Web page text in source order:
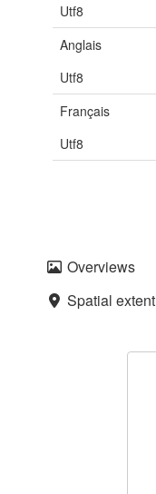
Utf8
Anglais
Utf8
Français
Utf8
Overviews
Spatial extent